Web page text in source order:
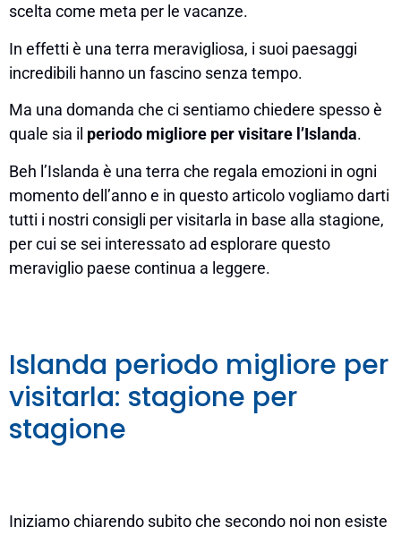
scelta come meta per le vacanze.
In effetti è una terra meravigliosa, i suoi paesaggi
incredibili hanno un fascino senza tempo.
Ma una domanda che ci sentiamo chiedere spesso è
quale sia il periodo migliore per visitare l’Islanda.
Beh l’Islanda è una terra che regala emozioni in ogni
momento dell’anno e in questo articolo vogliamo darti
tutti i nostri consigli per visitarla in base alla stagione,
per cui se sei interessato ad esplorare questo
meraviglio paese continua a leggere.
Islanda periodo migliore per
visitarla: stagione per
stagione
Iniziamo chiarendo subito che secondo noi non esiste